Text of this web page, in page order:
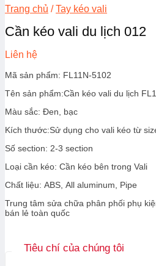
Trang chủ / Tay kéo vali
Cần kéo vali du lịch 012
Liên hệ
Mã sản phẩm: FL11N-5102
Tên sản phẩm:Cần kéo vali du lịch
Màu sắc: Đen, bạc
Kích thước:Sử dụng cho vali kéo từ
Số section: 2-3 section
Loại cần kéo: Cần kéo bên trong Vali
Chất liệu: ABS, All aluminum, Pipe
Trung tâm sửa chữa phân phối phụ
bán lẻ toàn quốc
Tiêu chí của chúng tôi